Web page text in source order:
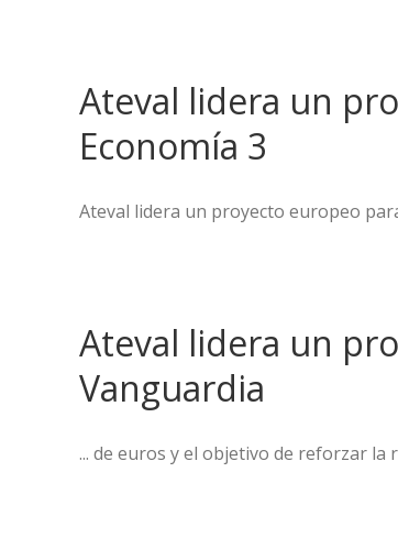
Ateval lidera un
Economía 3
Ateval lidera un proyecto europeo
Ateval lidera un
Vanguardia
... de euros y el objetivo de reforzar la